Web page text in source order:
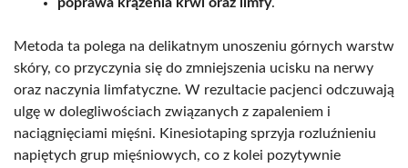
Metoda ta polega na delikatnym unoszeniu górnych warstw
skóry, co przyczynia się do zmniejszenia ucisku na nerwy
oraz naczynia limfatyczne. W rezultacie pacjenci odczuwają
ulgę w dolegliwościach związanych z zapaleniem i
naciągnięciami mięśni. Kinesiotaping sprzyja rozluźnieniu
napiętych grup mięśniowych, co z kolei pozytywnie